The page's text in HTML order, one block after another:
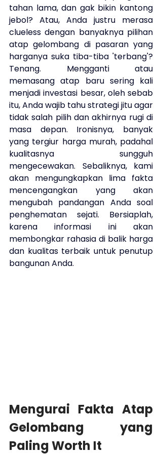
tahan lama, dan gak bikin kantong
jebol? Atau, Anda justru merasa
clueless dengan banyaknya pilihan
atap gelombang di pasaran yang
harganya suka tiba-tiba 'terbang'?
Tenang. Mengganti atau
memasang atap baru sering kali
menjadi investasi besar, oleh sebab
itu, Anda wajib tahu strategi jitu agar
tidak salah pilih dan akhirnya rugi di
masa depan. Ironisnya, banyak
yang tergiur harga murah, padahal
kualitasnya sungguh
mengecewakan. Sebaliknya, kami
akan mengungkapkan lima fakta
mencengangkan yang akan
mengubah pandangan Anda soal
penghematan sejati. Bersiaplah,
karena informasi ini akan
membongkar rahasia di balik harga
dan kualitas terbaik untuk penutup
bangunan Anda.
Mengurai Fakta Atap
Gelombang yang
Paling Worth It